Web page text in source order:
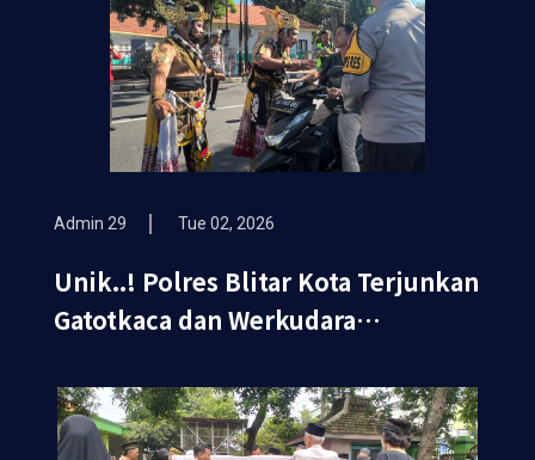
Admin 29 Tue 02, 2026
Unik..! Polres Blitar Kota Terjunkan
Gatotkaca dan Werkudara
Semeru 2026